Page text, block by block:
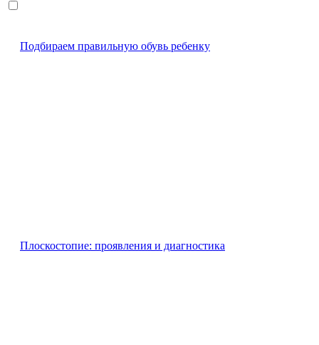
Подбираем правильную обувь ребенку
Плоскостопие: проявления и диагностика